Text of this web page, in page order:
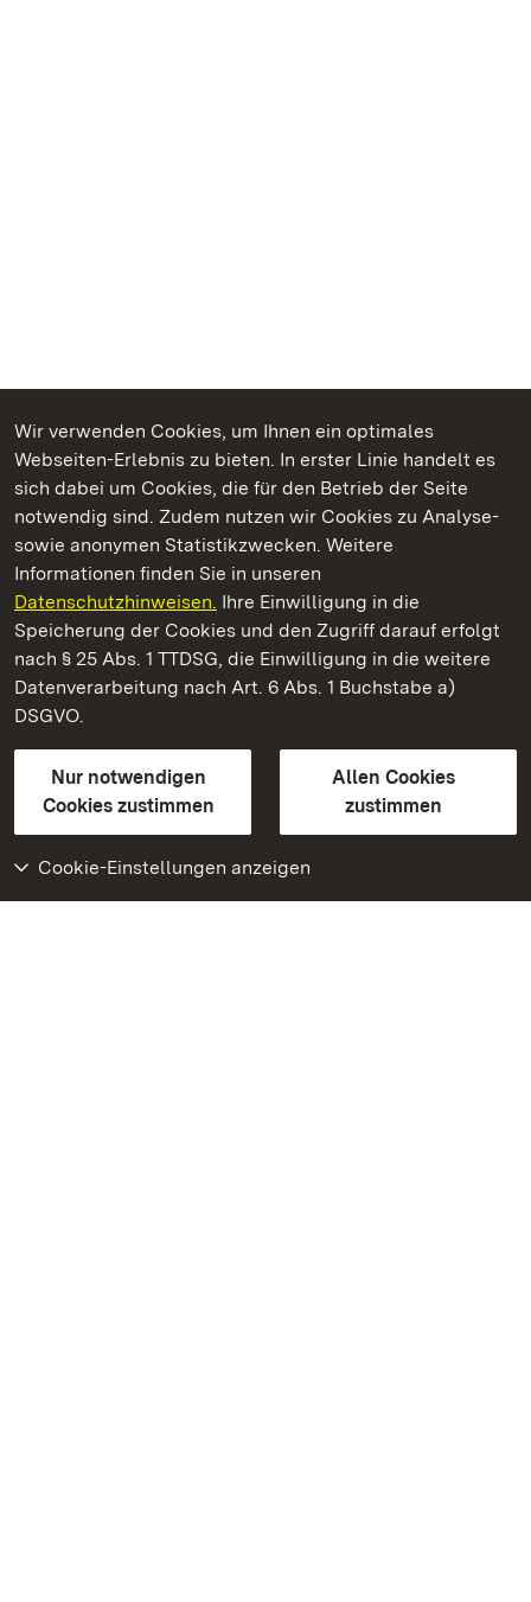
Wir verwenden Cookies, um Ihnen ein optimales
Webseiten-Erlebnis zu bieten. In erster Linie handelt es
sich dabei um Cookies, die für den Betrieb der Seite
notwendig sind. Zudem nutzen wir Cookies zu Analyse-
sowie anonymen Statistikzwecken. Weitere
Informationen finden Sie in unseren
Datenschutzhinweisen. Ihre Einwilligung in die
Speicherung der Cookies und den Zugriff darauf erfolgt
nach § 25 Abs. 1 TTDSG, die Einwilligung in die weitere
Datenverarbeitung nach Art. 6 Abs. 1 Buchstabe a)
DSGVO.
Nur notwendigen
Cookies zustimmen
Allen Cookies
zustimmen
Cookie-Einstellungen anzeigen
Kommen. Staunen. Genießen.
Römische Badruine Hüfingen
Staatliche Schlösser und Gärten Baden-Württemberg
Kontakt
GebärdenspracheLeichte Sprache
Erklärung zur Barrierefreiheit
BITV-konform (geprüfte Seiten)
Weiteres